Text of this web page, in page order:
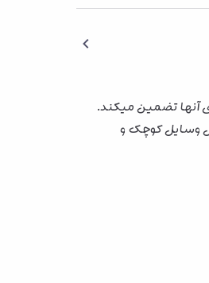
آنها تضمین میکند.
وسایل کوچک و